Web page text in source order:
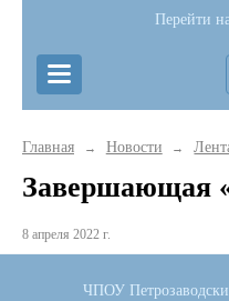
Перейти
Главная → Новости →
Завершающая
8 апреля 2022 г.
ЧПОУ